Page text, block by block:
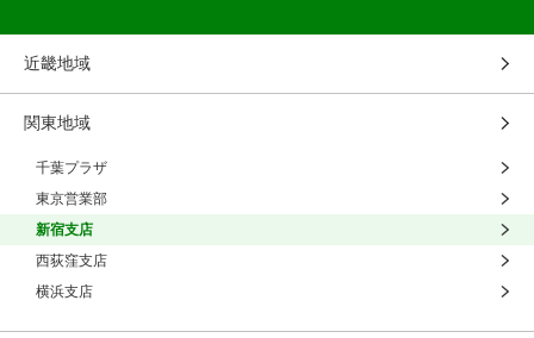
近畿地域
関東地域
千葉プラザ
東京営業部
新宿支店
西荻窪支店
横浜支店